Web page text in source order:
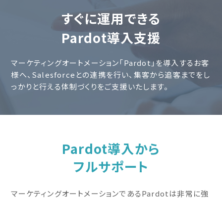
すぐに運用できる
Pardot導入支援
マーケティングオートメーション「Pardot」を導入するお客
様へ、Salesforceとの連携を行い、集客から追客までをし
っかりと行える体制づくりをご支援いたします。
Pardot導入から
フルサポート
マーケティングオートメーションであるPardotは非常に強